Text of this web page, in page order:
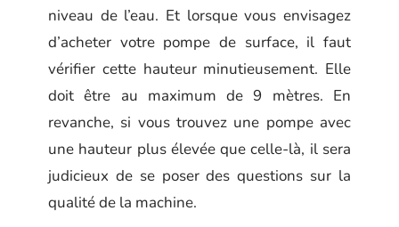
niveau de l’eau. Et lorsque vous envisagez
d’acheter votre pompe de surface, il faut
vérifier cette hauteur minutieusement. Elle
doit être au maximum de 9 mètres. En
revanche, si vous trouvez une pompe avec
une hauteur plus élevée que celle-là, il sera
judicieux de se poser des questions sur la
qualité de la machine.